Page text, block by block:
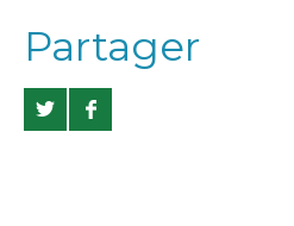
Partager